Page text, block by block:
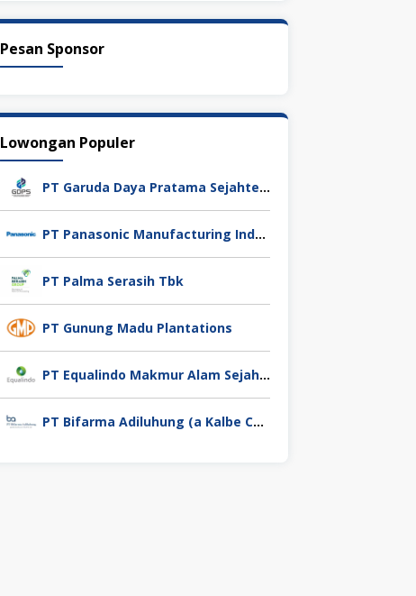
Pesan Sponsor
Lowongan Populer
PT Garuda Daya Pratama Sejahtera
PT Panasonic Manufacturing Indonesia
PT Palma Serasih Tbk
PT Gunung Madu Plantations
PT Equalindo Makmur Alam Sejahtera (Equalindo Group)
PT Bifarma Adiluhung (a Kalbe Company)